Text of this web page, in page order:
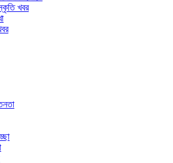
খবর